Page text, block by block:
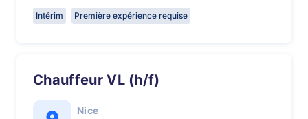
Intérim Première expérience requise
Chauffeur VL (h/f)
Nice